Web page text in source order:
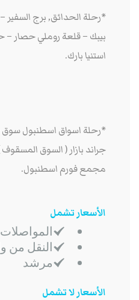
*رحلة الحدائق, برج
بيبك – قلعة روملي حصار –
استنيا بارك.
*رحلة اسواق اسطنبول سوق
جراند بازار ( السوق
مجمع فورم اسطنبول.
الأسعار تشمل
المواصلات
النقل من
مرشد
الأسعار لا تشمل